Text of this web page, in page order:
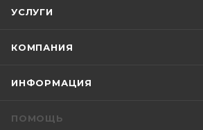
УСЛУГИ
КОМПАНИЯ
ИНФОРМАЦИЯ
ПОМОЩЬ